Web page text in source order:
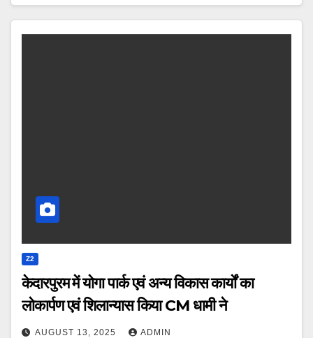
Z2
केदारपुरम में योगा पार्क एवं अन्य विकास कार्यों का
लोकार्पण एवं शिलान्यास किया CM धामी ने
AUGUST 13, 2025 ADMIN